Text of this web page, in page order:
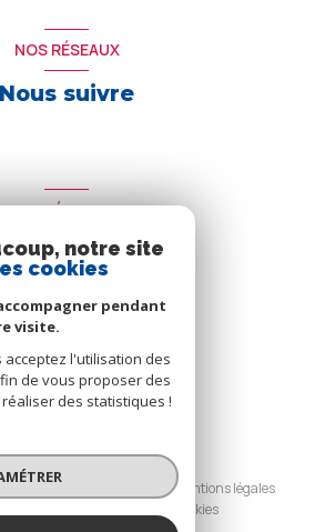
NOS RÉSEAUX
Nous suivre
ADHÉRENTS
adhérons
| Tous droits réservés
Nos partenaires
Mentions légales
Cookies
notre site
cookies
pendant
visite.
l'utilisation des
de vous proposer des
des statistiques !